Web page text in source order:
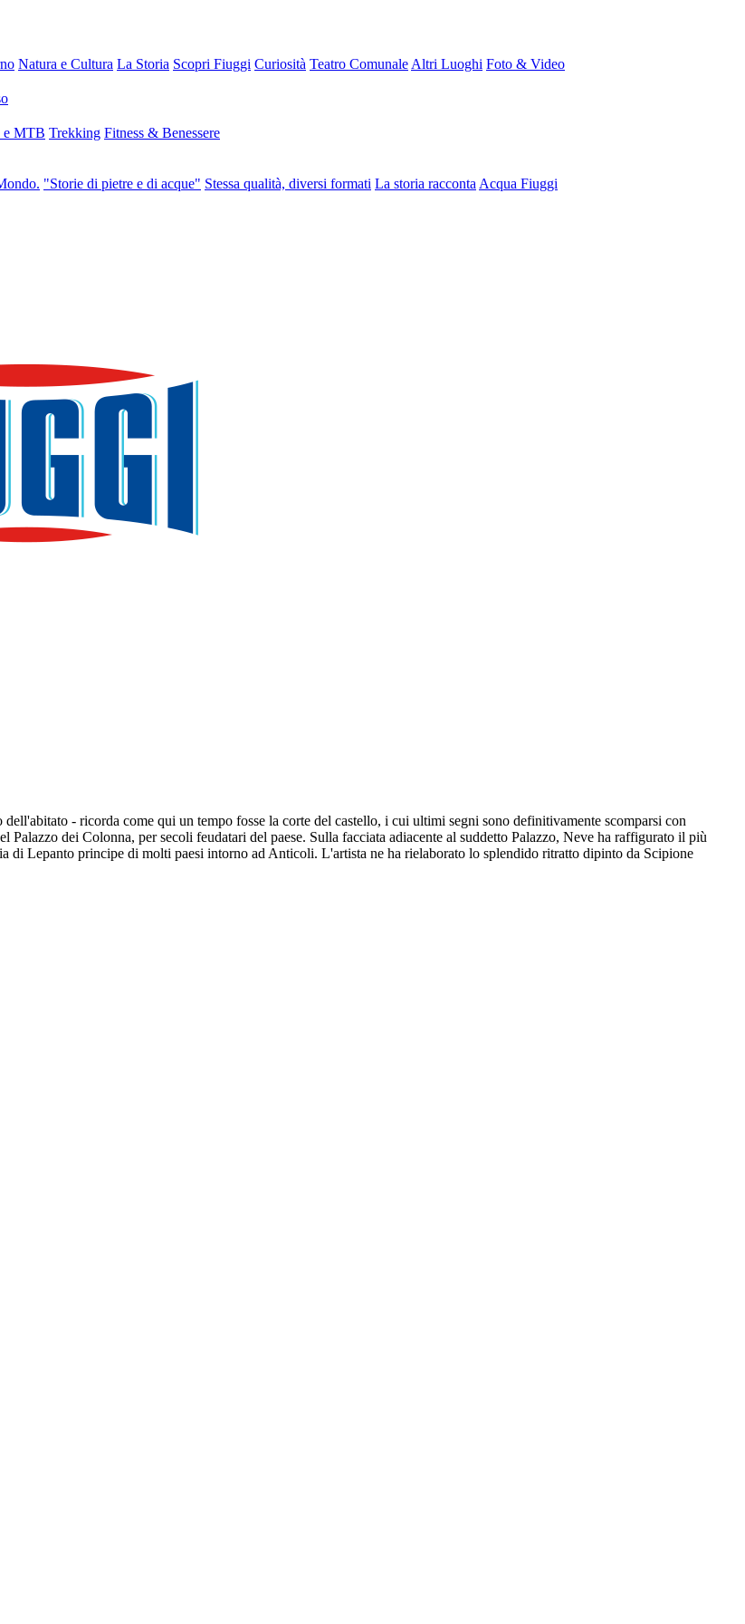
Natura e Cultura La Storia Scopri Fiuggi Curiosità Teatro Comunale Altri Luoghi Foto & Video
e MTB Trekking Fitness & Benessere
"Storie di pietre e di acque" Stessa qualità, diversi formati La storia racconta Acqua Fiuggi
- ricorda come qui un tempo fosse la corte del castello, i cui ultimi segni sono definitivamente scomparsi con
dei Colonna, per secoli feudatari del paese. Sulla facciata adiacente al suddetto Palazzo, Neve ha raffigurato il più
di Lepanto principe di molti paesi intorno ad Anticoli. L'artista ne ha rielaborato lo splendido ritratto dipinto da Scipione